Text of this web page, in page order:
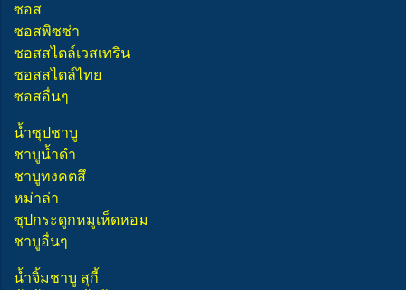
ซอส
ซอสพิซซ่า
ซอสสไตล์เวสเทริน
ซอสสไตล์ไทย
ซอสอื่นๆ
น้ำซุปชาบู
ชาบูน้ำดำ
ชาบูทงคตสึ
หม่าล่า
ซุปกระดูกหมูเห็ดหอม
ชาบูอื่นๆ
น้ำจิ้มชาบู สุกี้